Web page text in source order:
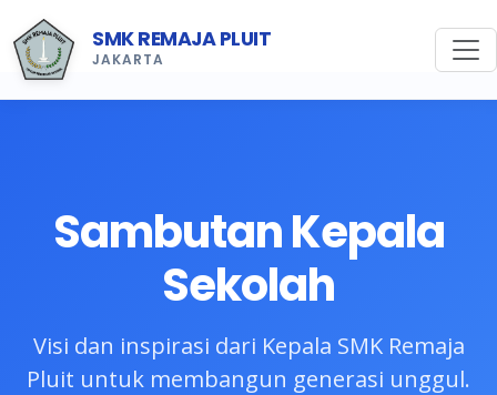
SMK REMAJA PLUIT
JAKARTA
Sambutan Kepala
Sekolah
Visi dan inspirasi dari Kepala SMK Remaja
Pluit untuk membangun generasi unggul.